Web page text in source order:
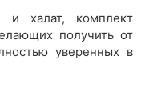
и халат, комплект
получить от
уверенных в